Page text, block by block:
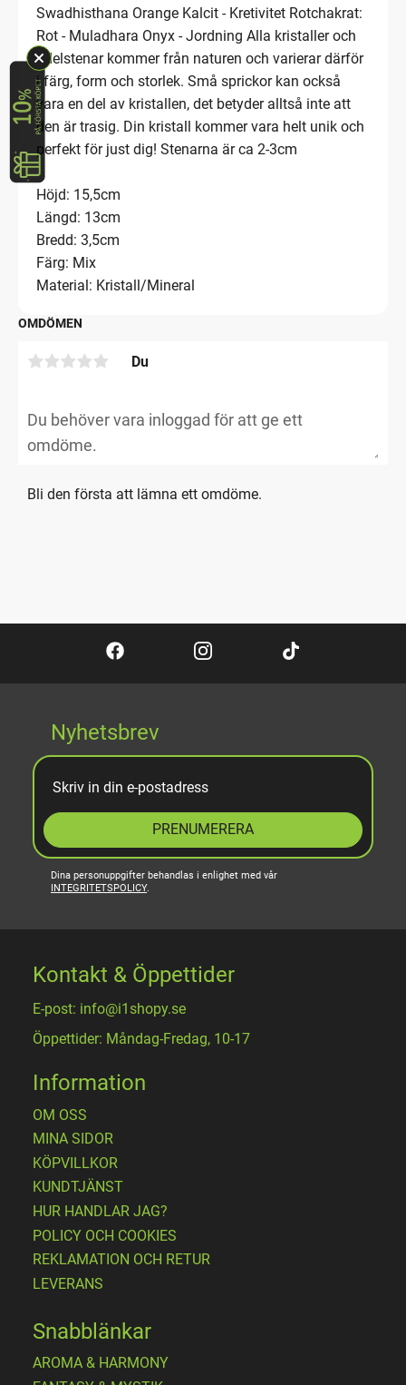
Swadhisthana Orange Kalcit - Kretivitet Rotchakrat:
Rot - Muladhara Onyx - Jordning Alla kristaller och
ädelstenar kommer från naturen och varierar därför
i färg, form och storlek. Små sprickor kan också
vara en del av kristallen, det betyder alltså inte att
den är trasig. Din kristall kommer vara helt unik och
perfekt för just dig! Stenarna är ca 2-3cm
Höjd: 15,5cm
Längd: 13cm
Bredd: 3,5cm
Färg: Mix
Material: Kristall/Mineral
OMDÖMEN
Du
Bli den första att lämna ett omdöme.
Nyhetsbrev
PRENUMERERA
Dina personuppgifter behandlas i enlighet med vår
INTEGRITETSPOLICY.
Kontakt & Öppettider
E-post: info@i1shopy.se
Öppettider: Måndag-Fredag, 10-17
Information
OM OSS
MINA SIDOR
KÖPVILLKOR
KUNDTJÄNST
HUR HANDLAR JAG?
POLICY OCH COOKIES
REKLAMATION OCH RETUR
LEVERANS
Snabblänkar
AROMA & HARMONY